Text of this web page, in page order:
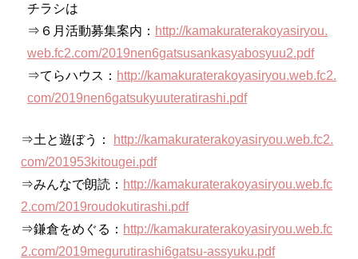
チラシは
⇒６月活動募集案内： http://kamakuraterakoyasiryou.
web.fc2.com/2019nen6gatsusankasyabosyuu2.pdf
⇒てらハウス： http://kamakuraterakoyasiryou.web.fc2.
com/2019nen6gatsukyuuteratirashi.pdf
⇒土と遊ぼう： http://kamakuraterakoyasiryou.web.fc2.
com/201953kitougei.pdf
⇒みんなで朗読： http://kamakuraterakoyasiryou.web.fc
2.com/2019roudokutirashi.pdf
⇒鎌倉をめぐる： http://kamakuraterakoyasiryou.web.fc
2.com/2019megurutirashi6gatsu-assyuku.pdf